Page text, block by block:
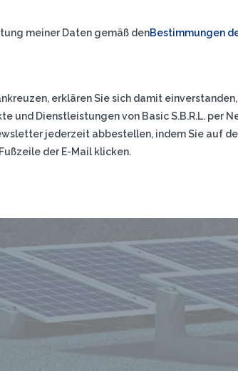
meiner Daten gemäß denBestimmungen
erklären Sie sich damit einverstanden,
und Dienstleistungen von Basic S.B.R.L. per
jederzeit abbestellen, indem Sie auf
der E-Mail klicken.